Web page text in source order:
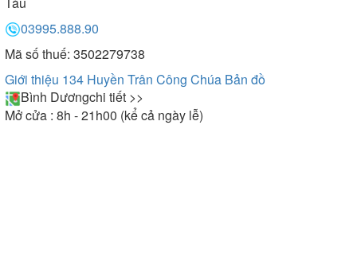
03995.888.90
Mã số thuế: 3502279738
Giới thiệu 134 Huyền Trân Công Chúa Bản đồ
Bình Dươngchi tiết >>
Mở cửa : 8h - 21h00 (kể cả ngày lễ)